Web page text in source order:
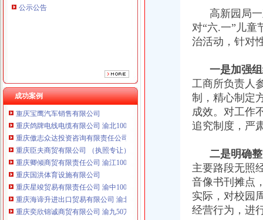
公示公告
成功案例
重庆鸽牌电线电缆有限公司 渝北10010万 (进出口权)
重庆傲志众达投资咨询有限责任公司 渝九1000万 （增资）
重庆臣夫商贸有限公司 （执照专让）
重庆卿倾商贸有限责任公司 渝江100万 （工商注册）
重庆国洪体育设施有限公司
重庆星竣贸易有限责任公司 渝中100万 （进出口权）
重庆海谛升进出口贸易有限公司 渝北100万 （进出口权）
重庆奕欣锦诚商贸有限公司 渝九50万 （工商注册）
重庆信同广告有限公司 渝沙50万 （工商注册）
高新园局一
对“六.一”儿童
治活动，针对
一是加强
工商所负责人
制，精心制定
成效。对工作
追究制度，严
二是明确
主要路段无照
音像书刊摊点
实际，对校园
经营行为，进